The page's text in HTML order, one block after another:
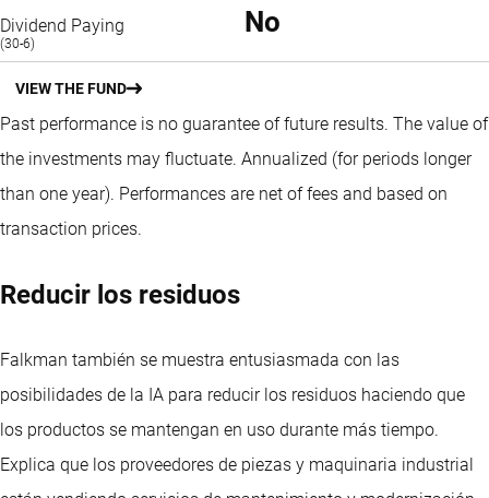
Dividend Paying
(30-6)
No
VIEW THE FUND
Past performance is no guarantee of future results. The value of
the investments may fluctuate. Annualized (for periods longer
than one year). Performances are net of fees and based on
transaction prices.
Reducir los residuos
Falkman también se muestra entusiasmada con las
posibilidades de la IA para reducir los residuos haciendo que
los productos se mantengan en uso durante más tiempo.
Explica que los proveedores de piezas y maquinaria industrial